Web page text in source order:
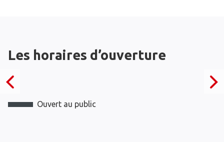
Les horaires d’ouverture
Ouvert au public